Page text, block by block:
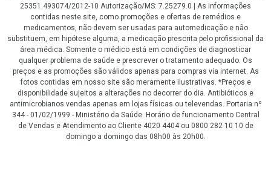
25351.493074/2012-10 Autorização/MS: 7.25279.0 | As informações
contidas neste site, como promoções e ofertas de remédios e
medicamentos, não devem ser usadas para automedicação e não
substituem, em hipótese alguma, a medicação prescrita pelo profissional da
área médica. Somente o médico está em condições de diagnosticar
qualquer problema de saúde e prescrever o tratamento adequado. Os
preços e as promoções são válidos apenas para compras via internet. As
fotos contidas em nosso site são meramente ilustrativas. *Preços e
disponibilidade sujeitos a alterações no decorrer do dia. Antibióticos e
antimicrobianos vendas apenas em lojas físicas ou televendas. Portaria nº
344 - 01/02/1999 - Ministério da Saúde. Horário de funcionamento Central
de Vendas e Atendimento ao Cliente 4020 4404 ou 0800 282 10 10 de
domingo a domingo das 08h00 às 20h00.